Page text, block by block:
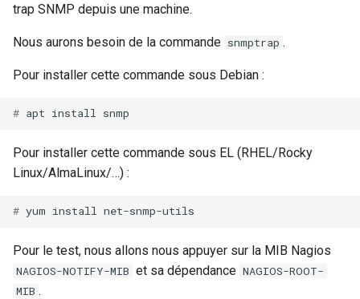
trap SNMP depuis une machine.
Nous aurons besoin de la commande snmptrap .
Pour installer cette commande sous Debian :
# apt install
Pour installer cette commande sous EL (RHEL/Rocky
Linux/AlmaLinux/…) :
# yum install
Pour le test, nous allons nous appuyer sur la MIB Nagios
NAGIOS-NOTIFY-MIB et sa dépendance NAGIOS-ROOT-
MIB .